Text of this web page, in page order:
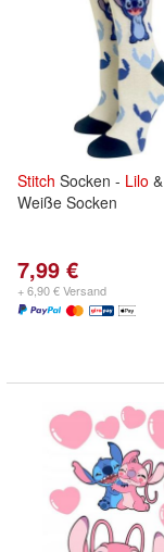
Stitch Socken - Lilo &
Weiße Socken
7,99 €
+ 6,90 € Versand